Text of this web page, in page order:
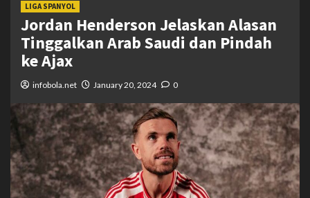
LIGA SPANYOL
Jordan Henderson Jelaskan Alasan
Tinggalkan Arab Saudi dan Pindah
ke Ajax
infobola.net January 20, 2024 0